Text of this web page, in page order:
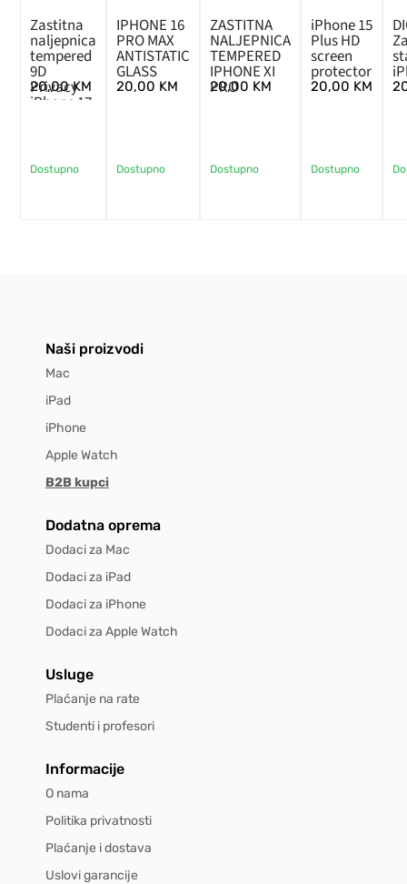
Zastitna
naljepnica
tempered
9D
Privacy
iPhone 17
20,00KM
Dostupno
IPHONE 16
PRO MAX
ANTISTATIC
GLASS
20,00 KM
Dostupno
ZASTITNA
NALJEPNICA
TEMPERED
IPHONE XI
PRO
20,00 KM
Dostupno
iPhone 15
Plus HD
screen
protector
20,00 KM
Dostupno
Naši proizvodi
Mac
iPad
iPhone
Apple Watch
B2B kupci
Dodatna oprema
Dodaci za Mac
Dodaci za iPad
Dodaci za iPhone
Dodaci za Apple Watch
Usluge
Plaćanje na rate
Studenti i profesori
Informacije
O nama
Politika privatnosti
Plaćanje i dostava
Uslovi garancije